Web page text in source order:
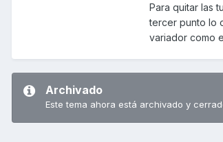
Para quitar las
tercer punto lo
variador como
Archivado
Este tema ahora está archivado y